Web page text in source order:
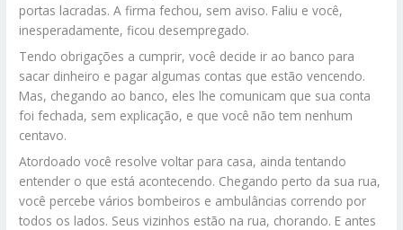
portas lacradas. A firma fechou, sem aviso. Faliu e você,
inesperadamente, ficou desempregado.
Tendo obrigações a cumprir, você decide ir ao banco para
sacar dinheiro e pagar algumas contas que estão vencendo.
Mas, chegando ao banco, eles lhe comunicam que sua conta
foi fechada, sem explicação, e que você não tem nenhum
centavo.
Atordoado você resolve voltar para casa, ainda tentando
entender o que está acontecendo. Chegando perto da sua rua,
você percebe vários bombeiros e ambulâncias correndo por
todos os lados. Seus vizinhos estão na rua, chorando. E antes